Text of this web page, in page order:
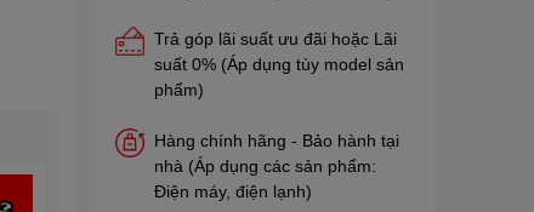
Trả góp lãi suất ưu đãi hoặc Lãi
suất 0% (Áp dụng tùy model sản
phẩm)
Hàng chính hãng - Bảo hành tại
nhà (Áp dụng các sản phẩm:
Điện máy, điện lạnh)